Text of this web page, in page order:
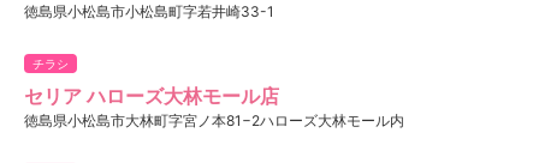
徳島県小松島市小松島町字若井崎33-1
チラシ
セリア ハローズ大林モール店
徳島県小松島市大林町字宮ノ本81−2ハローズ大林モール内